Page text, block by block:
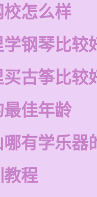
怎么样
钢琴比较
古筝比较
佳年龄
有学乐器
教程